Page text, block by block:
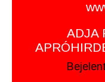
ADJA